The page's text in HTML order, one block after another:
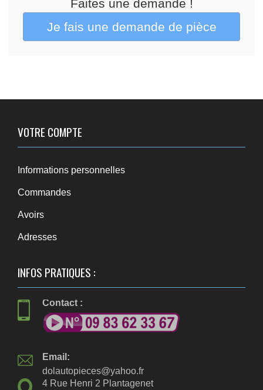
Faites une demande !
VOTRE COMPTE
Informations personnelles
Commandes
Avoirs
Adresses
INFOS PRATIQUES :
Contact :
Email:
dolautopieces@yahoo.fr
4 Rue Henri 2 Plantagenet